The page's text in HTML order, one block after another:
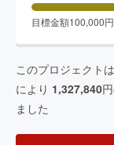
目標金額100,000円
このプロジェクトは
により 1,327,840
ました